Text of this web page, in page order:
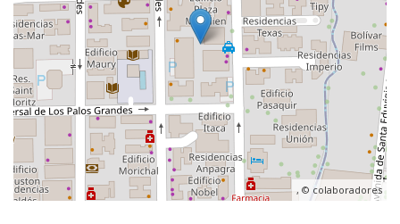
, © colaboradores